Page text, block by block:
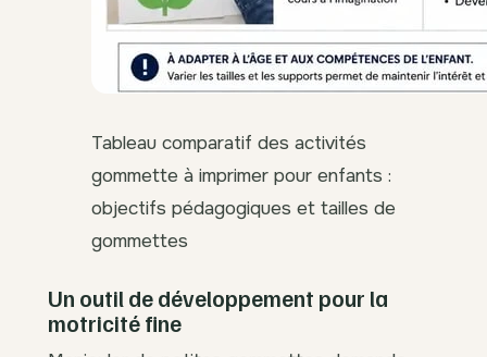
Tableau comparatif des activités
gommette à imprimer pour enfants :
objectifs pédagogiques et tailles de
gommettes
Un outil de développement pour la
motricité fine